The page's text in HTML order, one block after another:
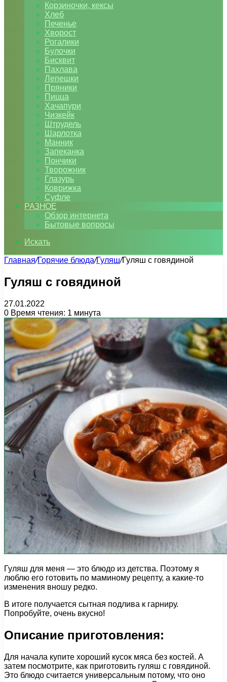
Корзиночки, кексы
Хлеб
Печенье
Хворост
Рогалики
Булочки
Бисквит
Пахлава
Лепешки
Пряники
Пицца
Хачапури
Чизкейк
Штрудель
Шарлотка
Манник
Запеканка
Пончики
Творожник
Глазурь
Коврижка
Суфле
РАЗНОЕ
Обзор интернета
Бытовые вопросы
Искать
Главная/Горячие блюда/Гуляш/Гуляш с говядиной
Гуляш с говядиной
27.01.2022
0 Время чтения: 1 минута
Гуляш для меня — это блюдо из детства. Поэтому я
люблю его готовить по маминому рецепту, а какие-то
изменения вношу редко.
В итоге получается сытная подлива к гарниру.
Попробуйте, очень вкусно!
Описание приготовления:
Для начала купите хороший кусок мяса без костей. А
затем посмотрите, как приготовить гуляш с говядиной.
Это блюдо считается универсальным потому, что оно